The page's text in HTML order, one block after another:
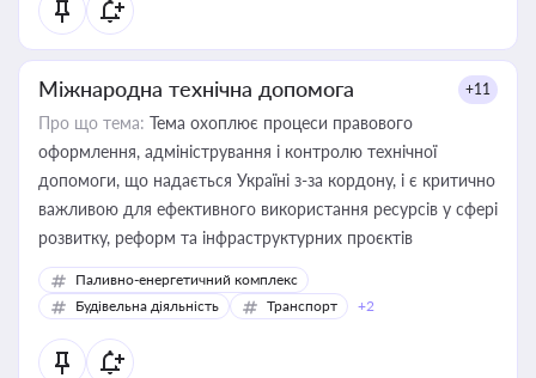
Міжнародна технічна допомога +11
Про що тема: Тема охоплює процеси правового
оформлення, адміністрування і контролю технічної
допомоги, що надається Україні з-за кордону, і є критично
важливою для ефективного використання ресурсів у сфері
розвитку, реформ та інфраструктурних проєктів
Паливно-енергетичний комплекс
Будівельна діяльність
Транспорт +2